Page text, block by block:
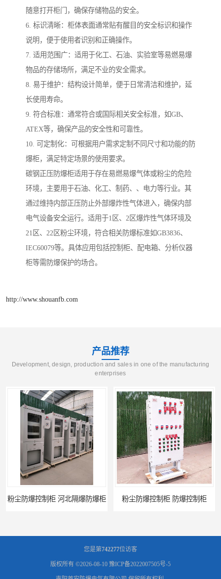
随意打开柜门，确保存储物品的安全。
6. 标识清晰：柜体表面通常贴有醒目的安全标识和操作
说明，便于使用者识别和正确操作。
7. 适用范围广：适用于化工、石油、实验室等易燃易爆
物品的存储场所，满足不业的安全需求。
8. 易于维护：结构设计简单，便于日常清洁和维护，延
长使用寿命。
9. 符合标准：通常符合或国际相关安全标准，如GB、
ATEX等，确保产品的安全性和可靠性。
10. 可定制化：可根据用户需求定制不同尺寸和功能的防
爆柜，满足特定场景的使用要求。
碳钢正压防爆柜适用于存在易燃易爆气体或粉尘的危险
环境，主要用于石油、化工、制药、、电力等行业。其
通过维持内部正压防止外部爆炸性气体进入，确保内部
电气设备安全运行。适用于1区、2区爆炸性气体环境及
21区、22区粉尘环境，符合相关防爆标准如GB3836、
IEC60079等。具体应用包括控制柜、配电箱、分析仪器
柜等需防爆保护的场合。
http://www.shouanfb.com
产品推荐
Development, design, production and sales in one of the manufacturing
enterprises
粉尘防爆控制柜 防爆控制柜
您是第742277位访客
版权所有 ©2026-08-10 豫ICP备2022007505号-5